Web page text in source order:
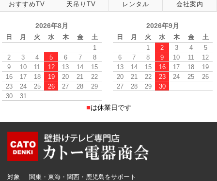
おすすめTV 天吊りTV レンタル 会社案内
2026年8月
日 月 火 水 木 金
土
1
2
3 4 5 6 7
8
9
10 11 12 13 14
15
16
17 18 19 20 21
22
23
24 25 26 27 28
29
30
31
2026年9月
日 月 火 水 木 金
土
1
2 3 4
5
6
7 8 9 10 11
12
13
14 15 16 17 18
19
20
21 22 23 24 25
26
27
28 29 30
■は休業日です
対象 関東・東海・関西・鹿児島をサポート